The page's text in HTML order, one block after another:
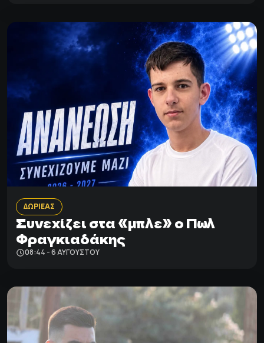
ΔΩΡΙΕΑΣ
Συνεχίζει στα «μπλε» ο Πωλ
Φραγκιαδάκης
08:44 - 6 ΑΥΓΟΎΣΤΟΥ